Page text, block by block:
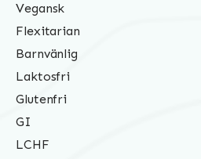
Vegansk
Flexitarian
Barnvänlig
Laktosfri
Glutenfri
GI
LCHF